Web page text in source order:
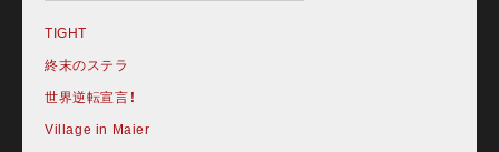
TIGHT
終末のステラ
世界逆転宣言！
Village in Maier